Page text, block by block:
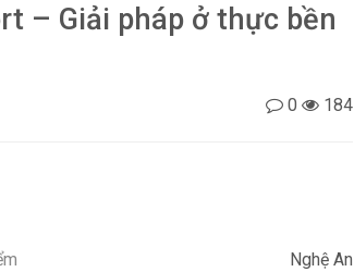
– Giải pháp ở thực bền
0 184
Nghệ An